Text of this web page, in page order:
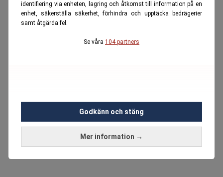
identifiering via enheten, lagring och åtkomst till information på en
enhet, säkerställa säkerhet, förhindra och upptäcka bedrägerier
samt åtgärda fel.
Se våra 104 partners
Mer information →
Godkänn och stäng